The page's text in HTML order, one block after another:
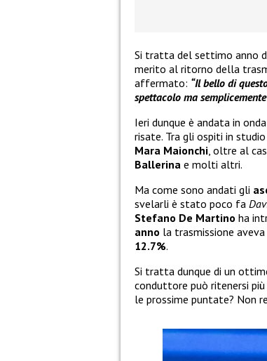
Si tratta del settimo anno
merito al ritorno della
affermato: “Il bello di
spettacolo ma
Ieri dunque è andata in
risate. Tra gli ospiti in
Mara Maionchi, oltre al
Ballerina e molti altri.
Ma come sono andati gli
svelarli è stato poco fa
Stefano De Martino ha
anno la trasmissione
12.7%.
Si tratta dunque di un
conduttore può ritenersi
le prossime puntate? Non